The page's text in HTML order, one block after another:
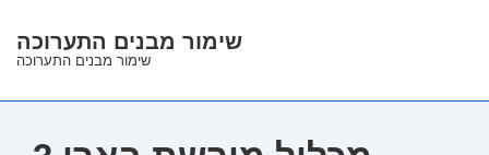
Skip
Main
שימור מבנים התערוכה
שימור מבנים התערוכה